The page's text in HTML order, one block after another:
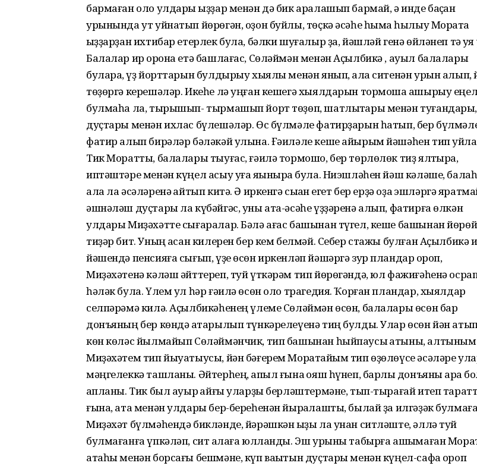
бармаған оло улдары ҡыҙҙар менән дә бик аралашып бармай, ә инде баҫҡан
урынында ут уйнатып йөрөгән, оҙон буйлы, төҫкә әсәһе һымаҡ һылыу Моратҡа
ҡыҙҙарҙан ихтибар етерлек була, бәлки шуғалыр ҙа, йәшләй генә өйләнеп тә ҡуя
Балалар ир ҡорона етә башлағас, Сөләймән менән Аҫылбикә , ауыл балалары
булараҡ, үҙ йорттарын булдырыу хыялы менән янып, ҡала ситенән урын алып,
төҙөргә керешәләр. Икеһе лә уңған кешегә хыялдарын тормошҡа ашырыу
булмаһа ла, тырышып- тырмашып йорт төҙөп, шатлыҡтары менән туғандары,
дуҫтары менән ихлас бүлешәләр. Өс бүлмәле фатирҙарын һатып, бер
фатир алып бирәләр бәләкәй улына. Ғәиләле кеше айырым йәшәһен тип
Тик Моратты, балалары тыуғас, ғәилә тормошо, бер төрлөлөк тиҙ ялҡтыра,
иптәштәре менән күңел асыу уға яҡыныраҡ була. Ниэшләһен йәш кәләше,
ала ла әсәләренә ҡайтып китә. Ә иркенгә сыҡҡан егет бер ерҙә оҙаҡ эшләргә
әшнәләш дуҫтары ла күбәйгәс, уны ата-әсәһе үҙҙәренә алып, фатирға өлкән
улдары Миҙәхәтте сығаралар. Бәлә ағас башынан түгел, кеше башынан йөрөй
тиҙәр бит. Уның ҡасан килерен бер кем белмәй. Себер стажы булған Аҫылбикә
йәшендә пенсияға сығып, үҙе өсөн иркенләп йәшәргә зур пландар ҡороп,
Миҙәхәтенә кәләш әйттереп, туй үткәрәм тип йөрөгәндә, юл фажиғәһенә
һәләк була. Үлем ул һәр ғәилә өсөн оло трагедия. Ҡорған пландар, хыялдар
селпәрәмә килә. Аҫылбикәһенең үлеме Сөләймән өсөн, балалары өсөн бар
донъяның бер көндә аҡтарылып түнкәрелеүенә тиң булды. Улар өсөн йән
көн көләс йылмайып Сөләймәнчик, тип башынан һыйпаусы ҡатыны, алтыным
Миҙәхәтем тип йыуатыусы, йән бәғерем Моратҡайым тип өҙөлөүсе әсәләре
мәңгелеккә ташланы. Әйтерһең, ҡапыл ғына ҡояш һүнеп, барлыҡ донъяны ҡара
ҡапланы. Тик был ауыр ҡайғы уларҙы берләштермәне, тып-тырағай итеп
ғына, ата менән улдары бер-береһенән йыраҡлашты, былай ҙа илгәҙәк
Миҙәхәт бүлмәһендә бикләнде, йәрәшкән ҡыҙы ла унан ситләште, әллә туй
булмағанға үпкәләп, сит ҡалаға юлланды. Эш урыны табырға ашыҡмаған
атаһы менән борсағы бешмәне, күп ваҡытын дуҫтары менән күңел-сафа ҡороп